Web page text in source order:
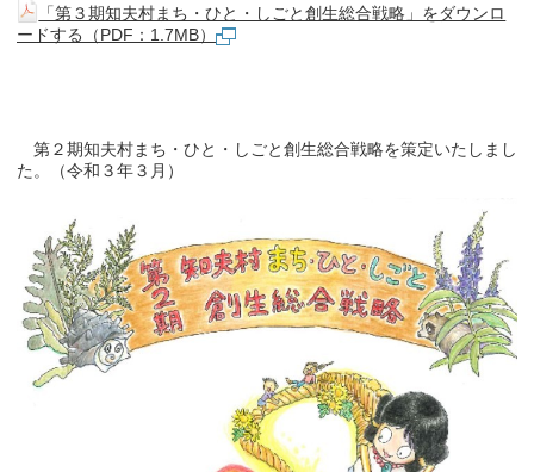
「第３期知夫村まち・ひと・しごと創生総合戦略」をダウンロ
ードする（PDF：1.7MB）
第２期知夫村まち・ひと・しごと創生総合戦略を策定いたしまし
た。（令和３年３月）